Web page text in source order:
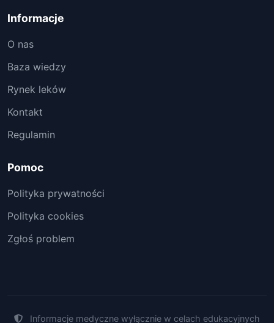
Informacje
O nas
Baza wiedzy
Rynek leków
Kontakt
Regulamin
Pomoc
Polityka prywatności
Polityka cookies
Zgłoś problem
Informacje medyczne wyłącznie w celach edukacyjnych